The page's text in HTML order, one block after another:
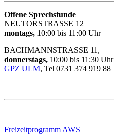
Offene Sprechstunde
NEUTORSTRASSE 12
montags, 10:00 bis 11:00 Uhr
BACHMANNSTRASSE 11,
donnerstags, 10:00 bis 11:30 Uhr
GPZ ULM, Tel 0731 374 919 88
Freizeitprogramm AWS